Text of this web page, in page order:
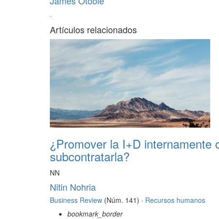
·
Artículos relacionados
¿Promover la I+D internamente
subcontratarla?
NN
Nitin Nohria
Business Review (Núm. 141) · Recursos humanos
bookmark_border